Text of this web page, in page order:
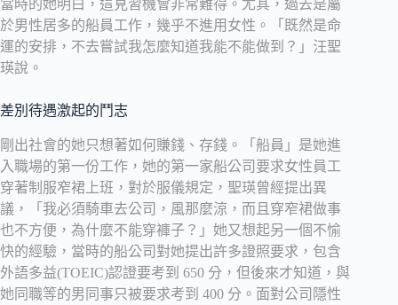
當時的她明白，這見習機會非常難得。尤其，過去是屬
於男性居多的船員工作，幾乎不進用女性。「既然是命
運的安排，不去嘗試我怎麼知道我能不能做到？」汪聖
瑛說。
差別待遇激起的鬥志
剛出社會的她只想著如何賺錢、存錢。「船員」是她進
入職場的第一份工作，她的第一家船公司要求女性員工
穿著制服窄裙上班，對於服儀規定，聖瑛曾經提出異
議，「我必須騎車去公司，風那麼涼，而且穿窄裙做事
也不方便，為什麼不能穿褲子？」她又想起另一個不愉
快的經驗，當時的船公司對她提出許多證照要求，包含
外語多益(TOEIC)認證要考到 650 分，但後來才知道，與
她同職等的男同事只被要求考到 400 分。面對公司隱性